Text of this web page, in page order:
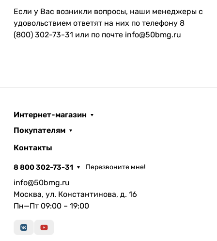
Если у Вас возникли вопросы, наши менеджеры с
удовольствием ответят на них по телефону 8
(800) 302-73-31 или по почте info@50bmg.ru
Интернет-магазин
Покупателям
Контакты
8 800 302-73-31 Перезвоните мне!
info@50bmg.ru
Москва, ул. Константинова, д. 16
Пн—Пт 09:00 – 19:00